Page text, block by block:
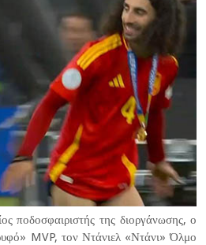
ποδοσφαιριστής της διοργάνωσης, ο
MVP, τον Ντάνιελ «Ντάνι» Όλμο